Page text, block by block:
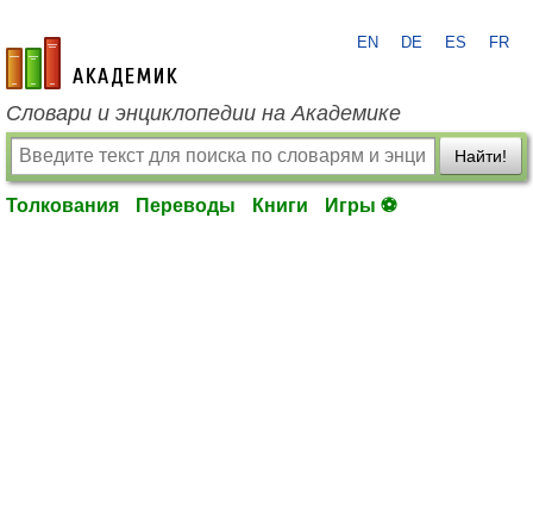
academic.ru
EN DE ES FR
Словари и энциклопедии на Академике
Найти!
Толкования Переводы Книги Игры ⚽